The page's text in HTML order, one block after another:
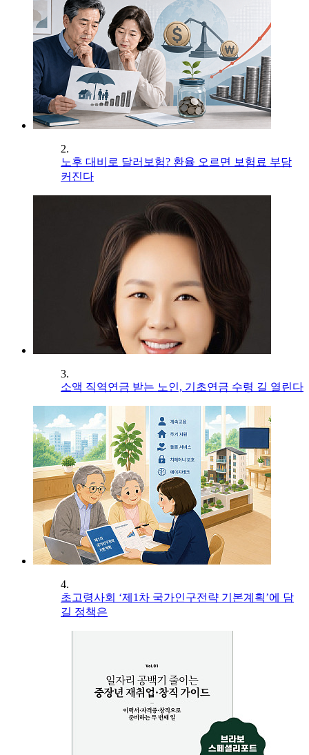
2.
노후 대비로 달러보험? 환율 오르면 보험료 부담
커진다
3.
소액 직역연금 받는 노인, 기초연금 수령 길 열린다
4.
초고령사회 ‘제1차 국가인구전략 기본계획’에 담
길 정책은